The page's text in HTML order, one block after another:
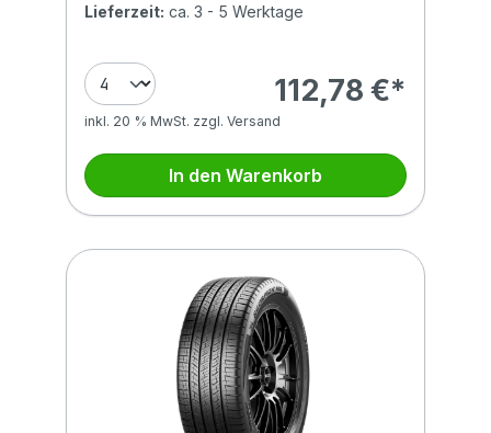
Lieferzeit: ca. 3 - 5 Werktage
112,78 €*
inkl. 20 % MwSt. zzgl. Versand
In den Warenkorb